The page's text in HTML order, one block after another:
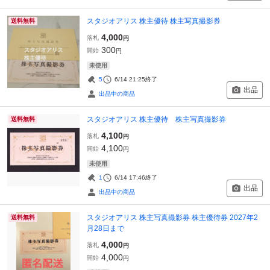
送料無料 スタジオアリス 株主優待 株主写真撮影券
落札 4,000円
開始 300円
未使用
5 6/14 21:25終了
出品中の商品 出品
送料無料 スタジオアリス 株主優待 株主写真撮影券
落札 4,100円
開始 4,100円
未使用
1 6/14 17:46終了
出品中の商品 出品
送料無料
スタジオアリス 株主写真撮影券 株主優待券 2027年2
月28日まで
落札 4,000円
開始 4,000円